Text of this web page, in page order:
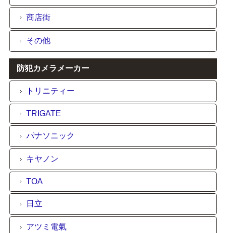
商店街
その他
防犯カメラメーカー
トリニティー
TRIGATE
パナソニック
キヤノン
TOA
日立
アツミ電氣